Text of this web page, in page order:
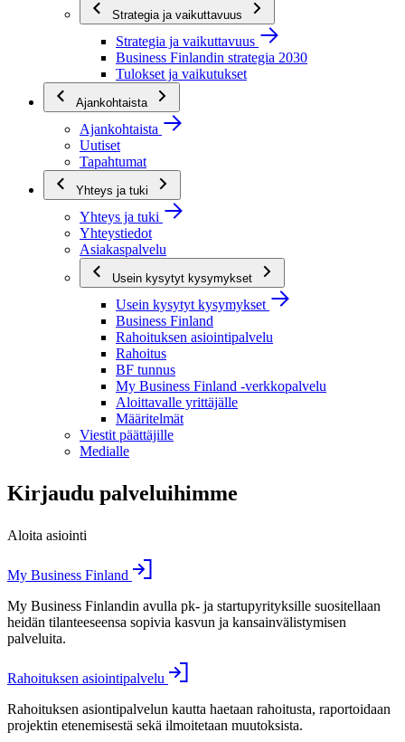
Strategia ja vaikuttavuus
Strategia ja vaikuttavuus
Business Finlandin strategia 2030
Tulokset ja vaikutukset
Ajankohtaista
Ajankohtaista
Uutiset
Tapahtumat
Yhteys ja tuki
Yhteys ja tuki
Yhteystiedot
Asiakaspalvelu
Usein kysytyt kysymykset
Usein kysytyt kysymykset
Business Finland
Rahoituksen asiointipalvelu
Rahoitus
BF tunnus
My Business Finland -verkkopalvelu
Aloittavalle yrittäjälle
Määritelmät
Viestit päättäjille
Medialle
Kirjaudu palveluihimme
Aloita asiointi
My Business Finland
My Business Finlandin avulla pk- ja startupyrityksille suositellaan
heidän tilanteeseensa sopivia kasvun ja kansainvälistymisen
palveluita.
Rahoituksen asiointipalvelu
Rahoituksen asiontipalvelun kautta haetaan rahoitusta, raportoidaan
projektin etenemisestä sekä ilmoitetaan muutoksista.